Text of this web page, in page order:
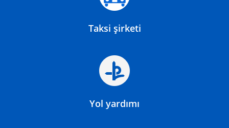
Taksi şirketi
Yol yardımı